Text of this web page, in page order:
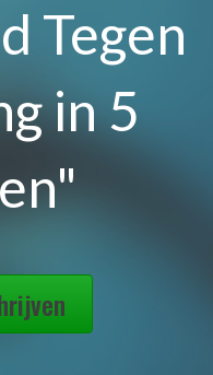
Tegen
in 5